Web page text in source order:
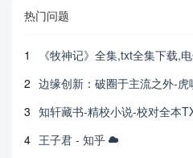
热门问题
1
《牧神记》全集,txt全集下载,
2 边缘创新：破圈于主流之外-虎
3 知轩藏书-精校小说-校对全本
4 王子君 - 知乎